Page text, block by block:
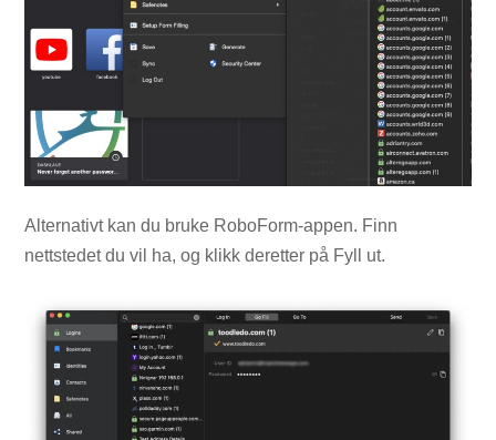
Alternativt kan du bruke RoboForm-appen. Finn
nettstedet du vil ha, og klikk deretter på Fyll ut.